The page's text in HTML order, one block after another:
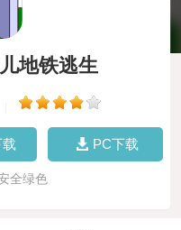
地铁逃生
PC下载
全绿色